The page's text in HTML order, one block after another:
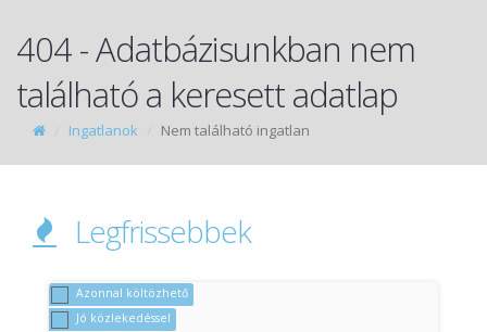
404 - Adatbázisunkban nem
található a keresett adatlap
Ingatlanok Nem található ingatlan
Legfrissebbek
Azonnal költözhető
Jó közlekedéssel